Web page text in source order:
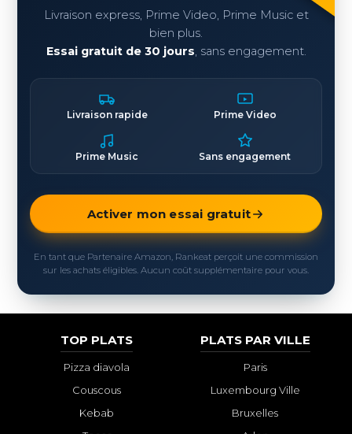
Livraison express, Prime Video, Prime Music et
bien plus.
Essai gratuit de 30 jours, sans engagement.
Livraison rapide Prime Video
Prime Music Sans engagement
Activer mon essai gratuit
En tant que Partenaire Amazon, Rankeat perçoit une commission
sur les achats éligibles. Aucun coût supplémentaire pour vous.
TOP PLATS
Pizza diavola
Couscous
Kebab
PLATS PAR VILLE
Paris
Luxembourg Ville
Bruxelles